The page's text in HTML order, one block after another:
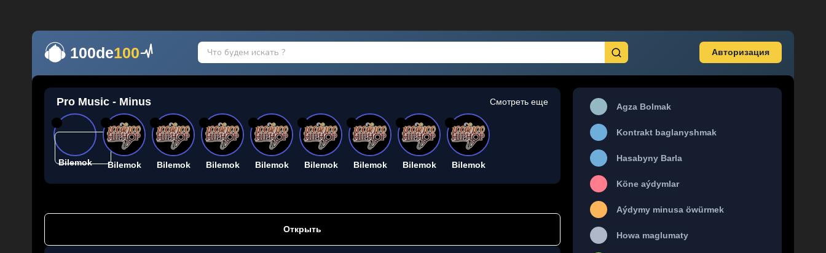
100de100 Авторизация
Pro Music - Minus Смотреть еще
Bilemok Bilemok Bilemok Bilemok Bilemok Bilemok Bilemok Bilemok Bilemok
Открыть
Agza Bolmak
Kontrakt baglanyshmak
Hasabyny Barla
Köne aýdymlar
Aýdymy minusa öwürmek
Howa maglumaty